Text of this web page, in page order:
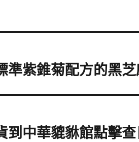
準紫錐菊配方的黑
到中華貔貅館點擊